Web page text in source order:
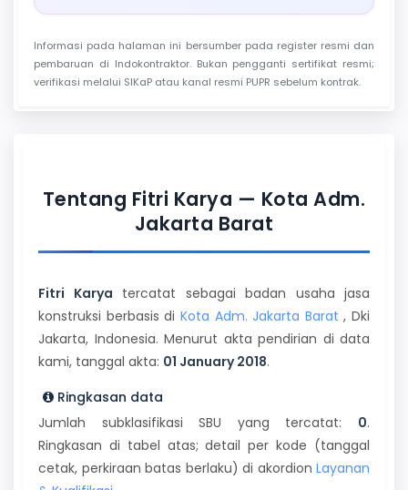
Informasi pada halaman ini bersumber pada register resmi dan
pembaruan di Indokontraktor. Bukan pengganti sertifikat resmi;
verifikasi melalui SIKaP atau kanal resmi PUPR sebelum kontrak.
Tentang Fitri Karya — Kota Adm.
Jakarta Barat
Fitri Karya tercatat sebagai badan usaha jasa
konstruksi berbasis di Kota Adm. Jakarta Barat , Dki
Jakarta, Indonesia. Menurut akta pendirian di data
kami, tanggal akta: 01 January 2018.
Ringkasan data
Jumlah subklasifikasi SBU yang tercatat: 0.
Ringkasan di tabel atas; detail per kode (tanggal
cetak, perkiraan batas berlaku) di akordion Layanan